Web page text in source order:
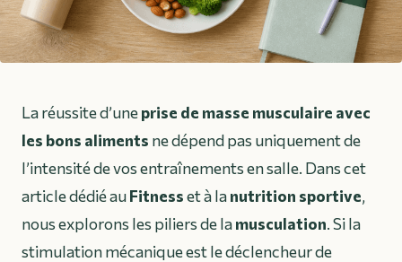
La réussite d’uneprise de masse musculaire avec
les bons aliments ne dépend pas uniquement de
l’intensité de vos entraînements en salle. Dans cet
article dédié auFitnesset à lanutrition sportive,
nous explorons les piliers de lamusculation. Si la
stimulation mécanique est le déclencheur de